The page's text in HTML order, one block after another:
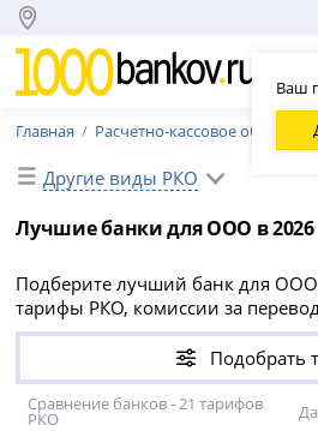
Ваш
Главная Расчетно-кассовое
Другие виды РКО
Лучшие банки для ООО в 2026
Подберите лучший банк для ООО
тарифы РКО, комиссии за
стоимость обслуживания и
Разберем, в каком банке лучше
выгоднее расчетный счет для
Подобрать
Сравнение банков - 21 тарифов
РКО